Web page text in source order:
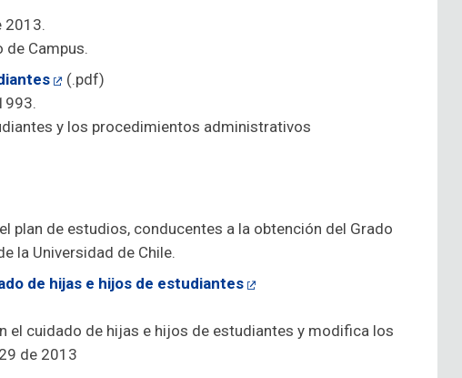
2013.
de Campus.
(.pdf)
y los procedimientos administrativos
plan de estudios, conducentes a la obtención del Grado
la Universidad de Chile.
de hijas e hijos de estudiantes
el cuidado de hijas e hijos de estudiantes y modifica los
de 2013